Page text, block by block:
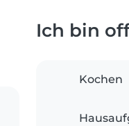
Ich bin
Kochen